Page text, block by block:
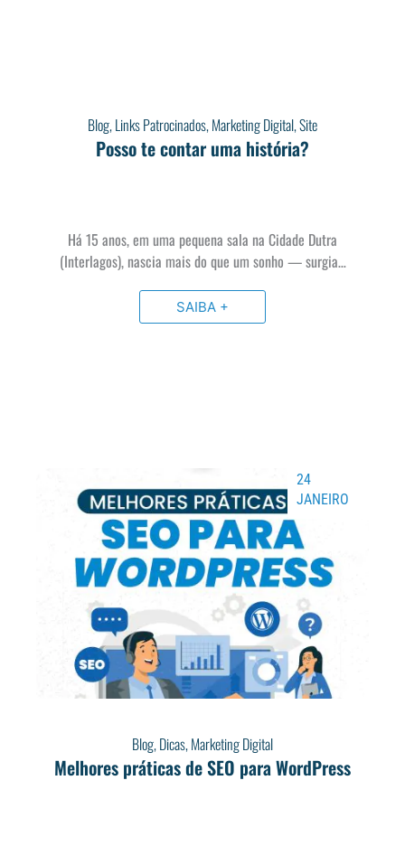
Blog,Links Patrocinados,Marketing Digital,Site
Posso te contar uma história?
Há 15 anos, em uma pequena sala na Cidade Dutra
(Interlagos), nascia mais do que um sonho — surgia…
SAIBA +
Blog,Dicas,Marketing Digital
Melhores práticas de SEO para WordPress
24
JANEIRO